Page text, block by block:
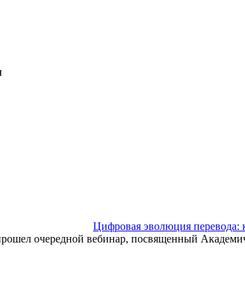
Цифровая эволюция перевода:
очередной вебинар, посвященный